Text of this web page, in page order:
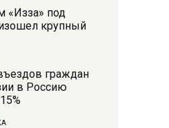
«Изза» под
крупный
граждан
в Россию